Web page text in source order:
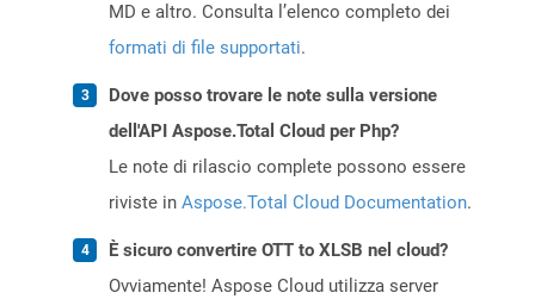
MD e altro. Consulta l’elenco completo dei
formati di file supportati.
Dove posso trovare le note sulla versione
dell'API Aspose.Total Cloud per Php?
Le note di rilascio complete possono essere
riviste in Aspose.Total Cloud Documentation.
È sicuro convertire OTT to XLSB nel cloud?
Ovviamente! Aspose Cloud utilizza server